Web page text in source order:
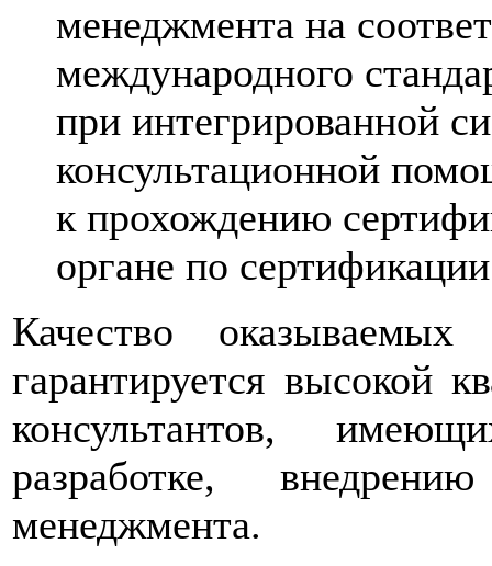
менеджмента на
международного
при интегрированной
консультационной
к прохождению
органе по
Качество
гарантируется высокой
консультантов,
разработке,
менеджмента.